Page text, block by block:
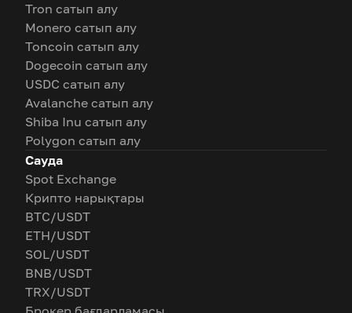
Tron сатып алу
Monero сатып алу
Toncoin сатып алу
Dogecoin сатып алу
USDC сатып алу
Avalanche сатып алу
Shiba Inu сатып алу
Polygon сатып алу
Сауда
Spot Exchange
Крипто нарықтары
BTC/USDT
ETH/USDT
SOL/USDT
BNB/USDT
TRX/USDT